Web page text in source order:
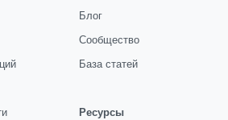
Блог
Сообщество
База статей
Ресурсы